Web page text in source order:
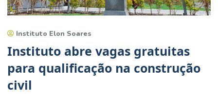
Instituto Elon Soares
Instituto abre vagas gratuitas
para qualificação na construção
civil